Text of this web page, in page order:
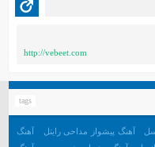
http://vebeet.com
tags
آهنگ پیشواز مداحی رایتل
آهنگ